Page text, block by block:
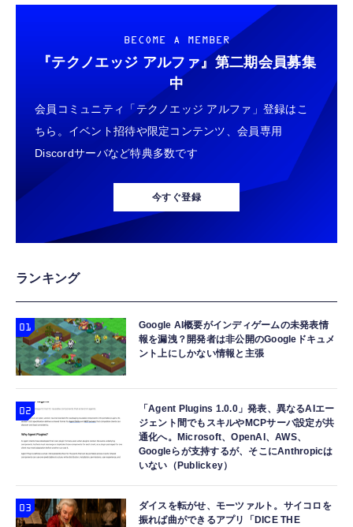
BECOME A MEMBER
『テクノエッジ アルファ』 第二期会員募集
中
会員コミュニティ「テクノエッジ アルファ」登録はこ
ちら。イベント招待や限定コンテンツ、会員専用
Discordサーバなど特典多数です
今すぐ登録
ランキング
Google AI概要がインディゲームの未発表情
報を漏洩？開発者は非公開のGoogleドキュメ
ント上にしかない情報と主張
「Agent Plugins 1.0.0」発表、異なるAIエー
ジェント間でもスキルやMCPサーバ設定が共
通化へ。Microsoft、OpenAI、AWS、
Googleらが支持するが、そこにAnthropicは
いない（Publickey）
ダイスを転がせ、モーツァルト。サイコロを
振れば曲ができるアプリ「DICE THE